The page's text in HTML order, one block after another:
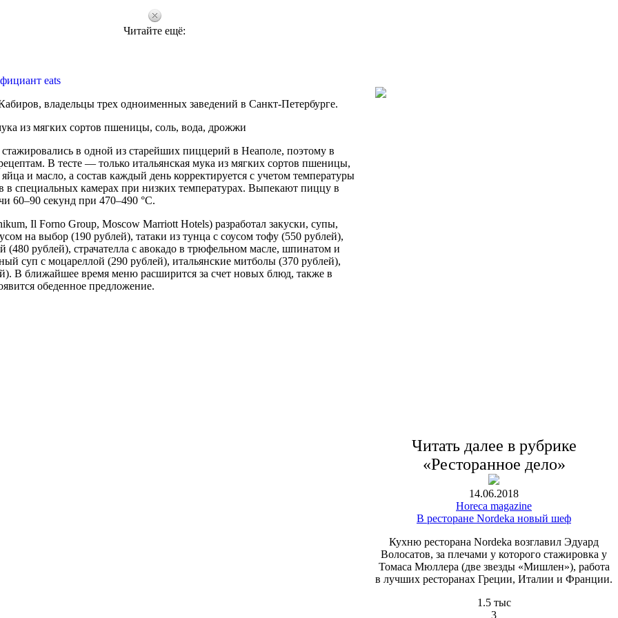
Читайте ещё:
eats
владельцы трех одноименных заведений в Санкт-Петербурге.
из мягких сортов пшеницы, соль, вода, дрожжи
в одной из старейших пиццерий в Неаполе, поэтому в
В тесте — только итальянская мука из мягких сортов пшеницы,
и масло, а состав каждый день корректируется с учетом температуры
специальных камерах при низких температурах. Выпекают пиццу в
60–90 секунд при 470–490 °C.
Il Forno Group, Moscow Marriott Hotels) разработал закуски, супы,
на выбор (190 рублей), татаки из тунца с соусом тофу (550 рублей),
(480 рублей), страчателла с авокадо в трюфельном масле, шпинатом и
суп с моцареллой (290 рублей), итальянские митболы (370 рублей),
В ближайшее время меню расширится за счет новых блюд, также в
обеденное предложение.
Читать далее в рубрике
«Ресторанное дело»
14.06.2018
Horeca magazine
В ресторане Nordeka новый шеф
Кухню ресторана Nordeka возглавил Эдуард
Волосатов, за плечами у которого стажировка у
Томаса Мюллера (две звезды «Мишлен»), работа
в лучших ресторанах Греции, Италии и Франции.
1.5 тыс
3